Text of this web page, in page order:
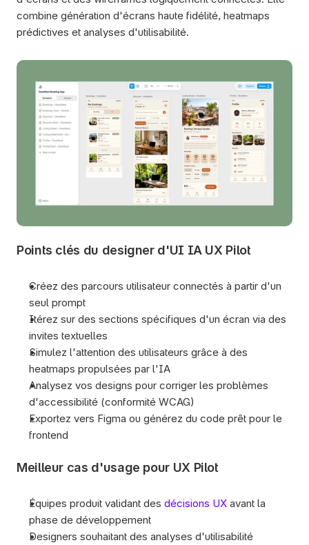
combine génération d'écrans haute fidélité, heatmaps
prédictives et analyses d'utilisabilité.
Points clés du designer d'UI IA UX Pilot
Créez des parcours utilisateur connectés à partir d'un
seul prompt
Itérez sur des sections spécifiques d'un écran via des
invites textuelles
Simulez l'attention des utilisateurs grâce à des
heatmaps propulsées par l'IA
Analysez vos designs pour corriger les problèmes
d'accessibilité (conformité WCAG)
Exportez vers Figma ou générez du code prêt pour le
frontend
Meilleur cas d'usage pour UX Pilot
Équipes produit validant des décisions UX avant la
phase de développement
Designers souhaitant des analyses d'utilisabilité